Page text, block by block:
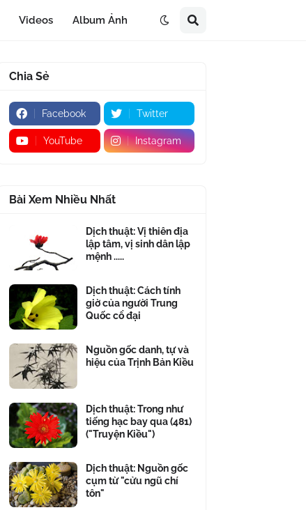
Videos Album Ảnh
Chia Sẻ
Facebook Twitter
YouTube Instagram
Bài Xem Nhiều Nhất
Dịch thuật: Vị thiên địa
lập tâm, vị sinh dân lập
mệnh .....
Dịch thuật: Cách tính
giờ của người Trung
Quốc cổ đại
Nguồn gốc danh, tự và
hiệu của Trịnh Bản Kiều
Dịch thuật: Trong như
tiếng hạc bay qua (481)
("Truyện Kiều")
Dịch thuật: Nguồn gốc
cụm từ "cửu ngũ chí
tôn"